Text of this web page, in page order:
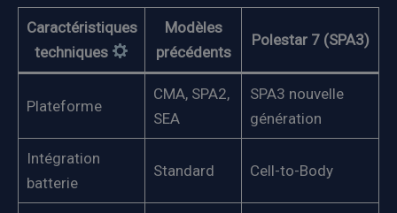
Caractéristiques
techniques
Modèles
précédents
Polestar 7 (SPA3)
Plateforme
CMA, SPA2,
SEA
SPA3 nouvelle
génération
Intégration
batterie
Standard Cell-to-Body